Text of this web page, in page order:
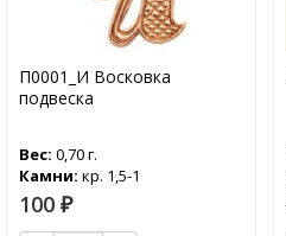
П0001_И Восковка
подвеска
Вес: 0,70 г.
Камни: кр. 1,5-1
100 ₽